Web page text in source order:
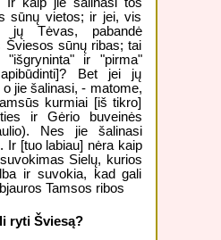
sūnų vietos; ir jei, vis
jų Tėvas, pabandė
Šviesos sūnų ribas; tai
"išgryninta" ir "pirma"
Bet jei jų
jie šalinasi, - matome,
kurmiai [iš tikro]
ir Gėrio buveinės
Nes jie šalinasi
Ir [tuo labiau] nėra kaip
Sielų, kurios
ir suvokia, kad gali
Tamsos ribos
ryti Šviesą?